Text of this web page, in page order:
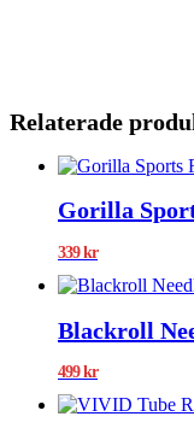
Relaterade
Gorilla
339kr
Blackroll
499kr